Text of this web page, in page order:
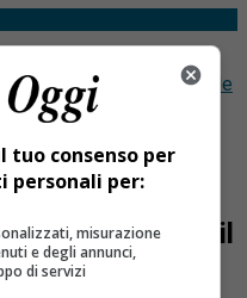
Fonte preferita su Google
ha lanciato un primo
per gli studenti del
W la Valsesia e il
consenso per
personali per:
misurazione
e degli annunci,
di servizi